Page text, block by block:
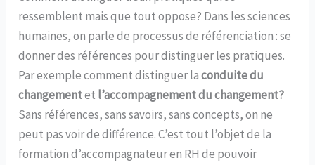
ressemblent mais que tout oppose? Dans les sciences
humaines, on parle de processus de référenciation : se
donner des références pour distinguer les pratiques.
Par exemple comment distinguer laconduite du
changementet l’accompagnement du changement?
Sans références, sans savoirs, sans concepts, on ne
peut pas voir de différence. C’est tout l’objet de la
formation d’accompagnateur en RH de pouvoir